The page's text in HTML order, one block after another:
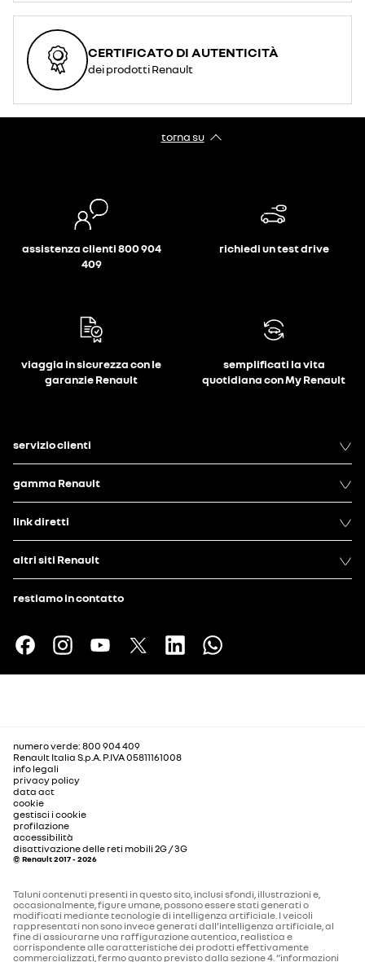
CERTIFICATO DI AUTENTICITÀ
dei prodotti Renault
torna su
assistenza clienti 800 904
409
richiedi un test drive
viaggia in sicurezza con le
garanzie Renault
semplificati la vita
quotidiana con My Renault
servizio clienti
gamma Renault
link diretti
altri siti Renault
restiamo in contatto
numero verde: 800 904 409
Renault Italia S.p.A. P.IVA 05811161008
info legali
privacy policy
data act
cookie
gestisci i cookie
profilazione
accessibilità
disattivazione delle reti mobili 2G / 3G
© Renault 2017 - 2026
Taluni contenuti presenti in questo sito, inclusi sfondi, illustrazioni e,
occasionalmente, figure umane, possono essere stati generati o
modificati mediante tecnologie di intelligenza artificiale. I veicoli
rappresentati non sono invece generati dall’intelligenza artificiale, al
fine di assicurarne una raffigurazione autentica, realistica e
corrispondente alle caratteristiche dei prodotti effettivamente
commercializzati, fermo quanto previsto dalla sezione 4. “informazioni